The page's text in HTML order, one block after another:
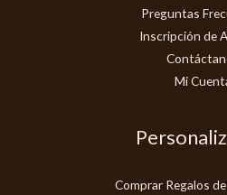
Preguntas
Inscripción de
Mi
Comprar Regalos